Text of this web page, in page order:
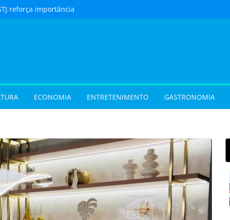
reforça importância
inéditas de
gratuitas no fim
Pais em Goiânia
ECONOMIA ENTRETENIMENTO GASTRONOMIA